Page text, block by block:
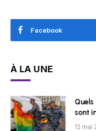
Facebook
À LA UNE
sont
12 mai